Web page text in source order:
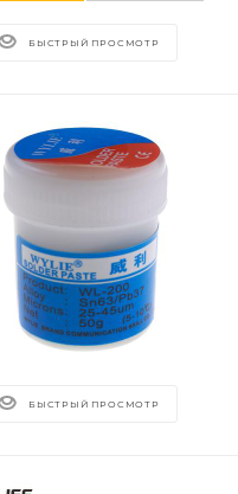
БЫСТРЫЙ ПРОСМОТР
БЫСТРЫЙ ПРОСМОТР